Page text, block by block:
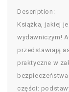
Description:
Książka, jakiej
wydawniczym!
przedstawiają
praktyczne w
części: